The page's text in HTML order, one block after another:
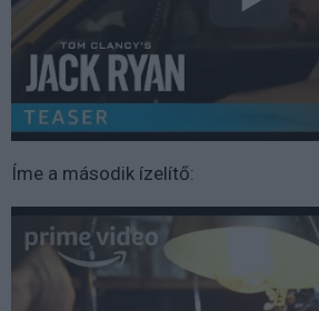
Íme a második ízelítő: